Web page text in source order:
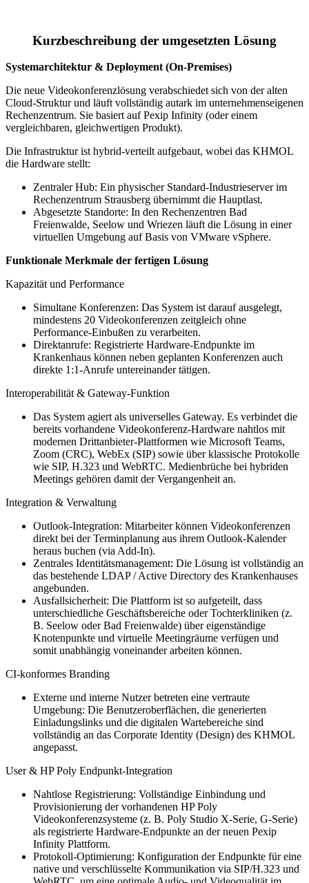
Kurzbeschreibung der umgesetzten Lösung
Systemarchitektur & Deployment (On-Premises)
Die neue Videokonferenzlösung verabschiedet sich von der alten
Cloud-Struktur und läuft vollständig autark im unternehmenseigenen
Rechenzentrum. Sie basiert auf Pexip Infinity (oder einem
vergleichbaren, gleichwertigen Produkt).
Die Infrastruktur ist hybrid-verteilt aufgebaut, wobei das KHMOL
die Hardware stellt:
Zentraler Hub: Ein physischer Standard-Industrieserver im
Rechenzentrum Strausberg übernimmt die Hauptlast.
Abgesetzte Standorte: In den Rechenzentren Bad
Freienwalde, Seelow und Wriezen läuft die Lösung in einer
virtuellen Umgebung auf Basis von VMware vSphere.
Funktionale Merkmale der fertigen Lösung
Kapazität und Performance
Simultane Konferenzen: Das System ist darauf ausgelegt,
mindestens 20 Videokonferenzen zeitgleich ohne
Performance-Einbußen zu verarbeiten.
Direktanrufe: Registrierte Hardware-Endpunkte im
Krankenhaus können neben geplanten Konferenzen auch
direkte 1:1-Anrufe untereinander tätigen.
Interoperabilität & Gateway-Funktion
Das System agiert als universelles Gateway. Es verbindet die
bereits vorhandene Videokonferenz-Hardware nahtlos mit
modernen Drittanbieter-Plattformen wie Microsoft Teams,
Zoom (CRC), WebEx (SIP) sowie über klassische Protokolle
wie SIP, H.323 und WebRTC. Medienbrüche bei hybriden
Meetings gehören damit der Vergangenheit an.
Integration & Verwaltung
Outlook-Integration: Mitarbeiter können Videokonferenzen
direkt bei der Terminplanung aus ihrem Outlook-Kalender
heraus buchen (via Add-In).
Zentrales Identitätsmanagement: Die Lösung ist vollständig an
das bestehende LDAP / Active Directory des Krankenhauses
angebunden.
Ausfallsicherheit: Die Plattform ist so aufgeteilt, dass
unterschiedliche Geschäftsbereiche oder Tochterkliniken (z.
B. Seelow oder Bad Freienwalde) über eigenständige
Knotenpunkte und virtuelle Meetingräume verfügen und
somit unabhängig voneinander arbeiten können.
CI-konformes Branding
Externe und interne Nutzer betreten eine vertraute
Umgebung: Die Benutzeroberflächen, die generierten
Einladungslinks und die digitalen Wartebereiche sind
vollständig an das Corporate Identity (Design) des KHMOL
angepasst.
User & HP Poly Endpunkt-Integration
Nahtlose Registrierung: Vollständige Einbindung und
Provisionierung der vorhandenen HP Poly
Videokonferenzsysteme (z. B. Poly Studio X-Serie, G-Serie)
als registrierte Hardware-Endpunkte an der neuen Pexip
Infinity Plattform.
Protokoll-Optimierung: Konfiguration der Endpunkte für eine
native und verschlüsselte Kommunikation via SIP/H.323 und